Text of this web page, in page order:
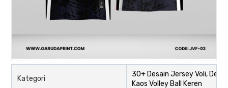
Kategori
30+ Desain Jersey Voli,
Kaos Volley Ball Keren